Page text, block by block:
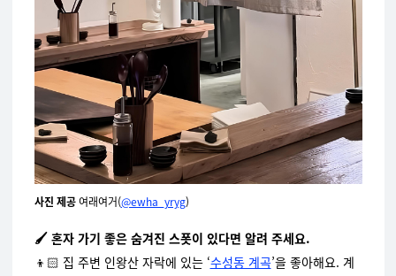
사진 제공여래여거(@ewha_yryg)
🖌️ 혼자 가기 좋은 숨겨진 스폿이 있다면 알려 주세요.
👦🏻 집 주변 인왕산 자락에 있는 ‘수성동 계곡’을 좋아해요. 계